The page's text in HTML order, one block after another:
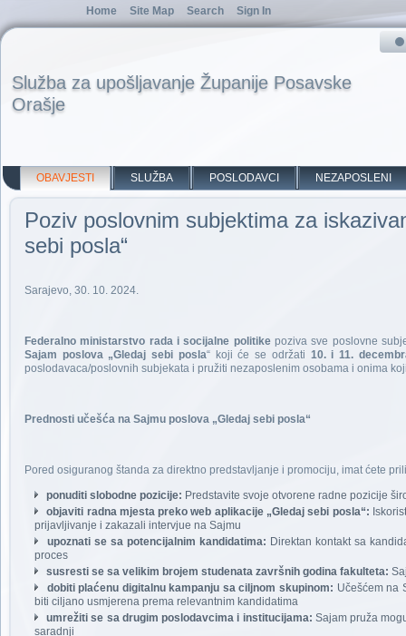
Služba za upošljavanje Županije Posavske
Orašje
OBAVJESTI SLUŽBA POSLODAVCI NEZAPOSLENI
Poziv poslovnim subjektima za
sebi posla“
Sarajevo, 30. 10. 2024.
Federalno ministarstvo rada i socijalne politikepoziva sve poslovne
Sajam poslova „Gledaj sebi posla“ koji će se održati 10. i 11.
poslodavaca/poslovnih subjekata i pružiti nezaposlenim osobama i onima
Prednosti učešća na Sajmu poslova „Gledaj sebi posla“
Pored osiguranog štanda za direktno predstavljanje i promociju, imat ćete
ponuditi slobodne pozicije: Predstavite svoje otvorene radne pozicije
objaviti radna mjesta preko web aplikacije „Gledaj sebi posla“:
prijavljivanje i zakazali intervjue na Sajmu
upoznati se sa potencijalnim kandidatima: Direktan kontakt sa
proces
susresti se sa velikim brojem studenata završnih godina fakulteta:
dobiti plaćenu digitalnu kampanju sa ciljnom skupinom: Učešćem na
biti ciljano usmjerena prema relevantnim kandidatima
umrežiti se sa drugim poslodavcima i institucijama: Sajam pruža
saradnji
Home Site Map Search Sign In